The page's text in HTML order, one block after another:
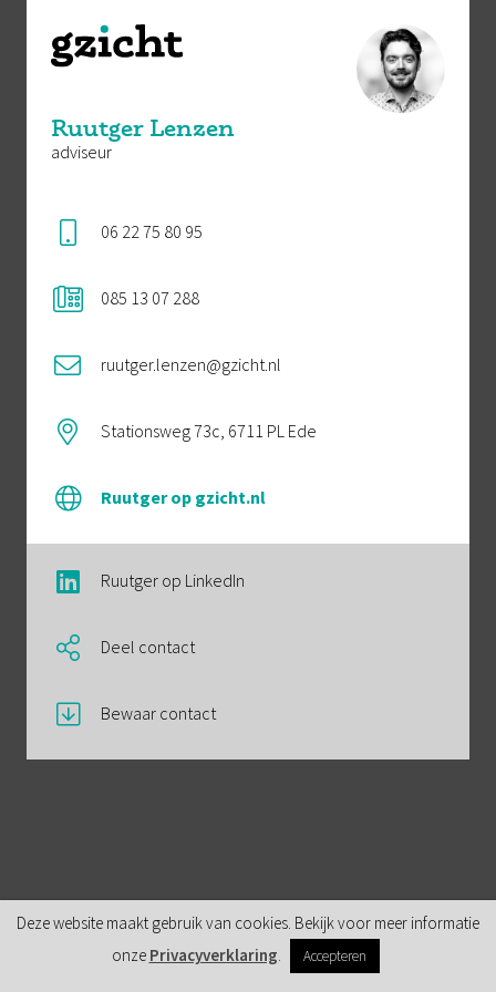
Ruutger Lenzen
adviseur
06 22 75 80 95
085 13 07 288
ruutger.lenzen@gzicht.nl
Stationsweg 73c, 6711 PL Ede
Ruutger op gzicht.nl
Ruutger op LinkedIn
Deel contact
Bewaar contact
Deze website maakt gebruik van cookies. Bekijk voor meer informatie
onze Privacyverklaring. Accepteren